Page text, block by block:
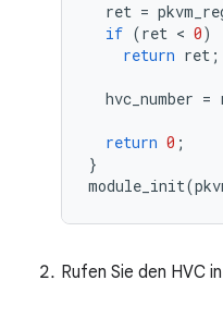
ret =
if (ret < 0)
return ret ;
hvc_number =
return 0 ;
}
module_init(
Rufen Sie den HVC